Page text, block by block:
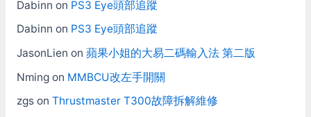
Dabinn on PS3 Eye頭部追蹤
Dabinn on PS3 Eye頭部追蹤
JasonLien on 蘋果小姐的大易二碼輸入法 第二版
Nmingon MMBCU改左手開關
zgson Thrustmaster T300故障拆解維修